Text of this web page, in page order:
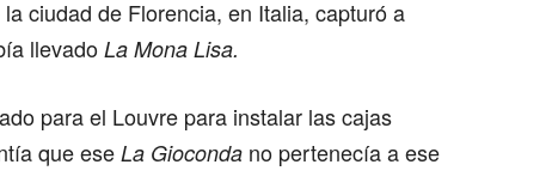
ciudad de Florencia, en Italia, capturó a
llevado La Mona Lisa.
para el Louvre para instalar las cajas
que ese La Gioconda no pertenecía a ese